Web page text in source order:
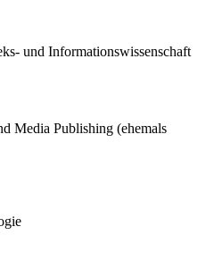
und Informationswissenschaft
Media Publishing (ehemals